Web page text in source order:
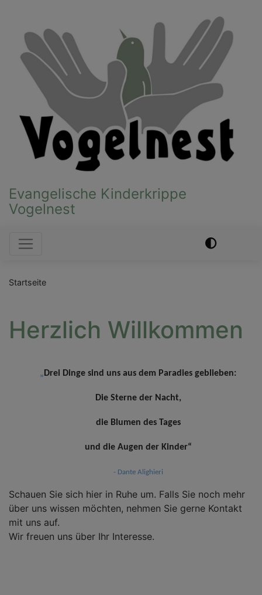
Evangelische Kinderkrippe
Vogelnest
Hauptnavigation
Startseite
Herzlich Willkommen
„ Drei Dinge sind uns aus dem Paradies geblieben:
Die Sterne der Nacht,
die Blumen des Tages
und die Augen der Kinder“
- Dante Alighieri
Schauen Sie sich hier in Ruhe um. Falls Sie noch mehr
über uns wissen möchten, nehmen Sie gerne Kontakt
mit uns auf.
Wir freuen uns über Ihr Interesse.